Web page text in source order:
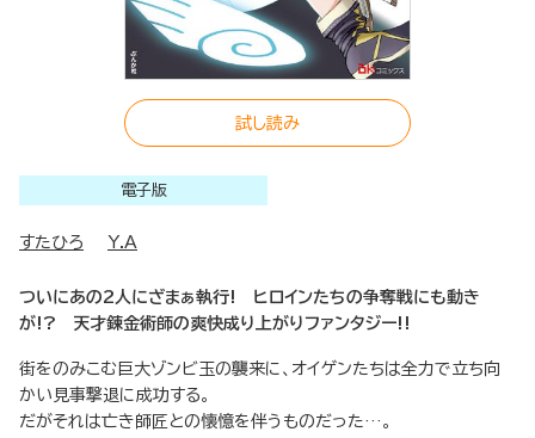
試し読み
電子版
すたひろ Y.A
ついにあの2人にざまぁ執行! ヒロインたちの争奪戦にも動き
が!? 天才錬金術師の爽快成り上がりファンタジー!!
街をのみこむ巨大ゾンビ玉の襲来に、オイゲンたちは全力で立ち向
かい見事撃退に成功する。
だがそれは亡き師匠との懐憶を伴うものだった…。